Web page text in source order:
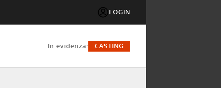
LOGIN
in evidenza: CASTING